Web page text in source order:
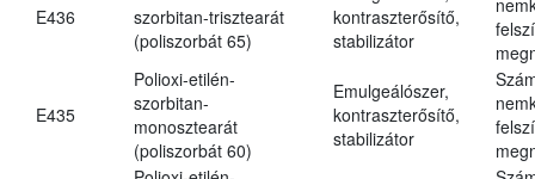
E436
szorbitan-trisztearát
(poliszorbát 65)
kontraszterősítő,
stabilizátor
E435
Polioxi-etilén-
szorbitan-
monosztearát
(poliszorbát 60)
Emulgeálószer,
kontraszterősítő,
stabilizátor